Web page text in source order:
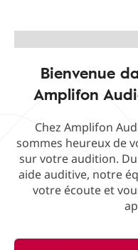
Bienvenue
Amplifon
Chez Amplifon
sommes heureux de
sur votre audition.
aide auditive, notre
votre écoute et